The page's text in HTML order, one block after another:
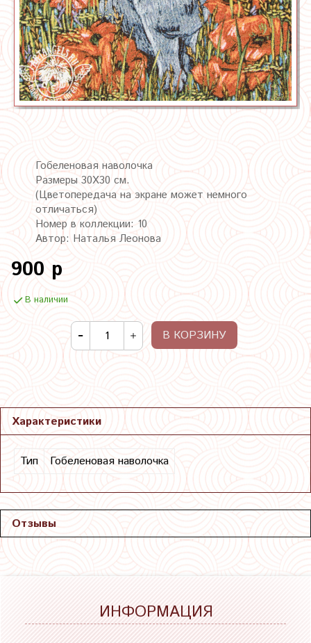
Гобеленовая наволочка
Размеры 30Х30 см.
(Цветопередача на экране может немного
отличаться)
Номер в коллекции: 10
Автор: Наталья Леонова
900 р
В наличии
В КОРЗИНУ
Характеристики
Тип Гобеленовая наволочка
Отзывы
ИНФОРМАЦИЯ